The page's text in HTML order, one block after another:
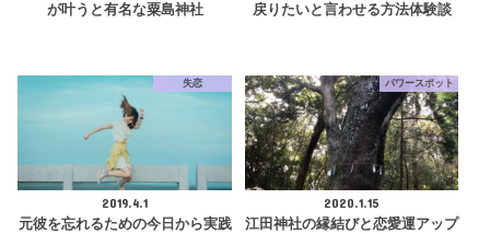
が叶うと有名な粟島神社
戻りたいと言わせる方法体験談
失恋
2019.4.1
元彼を忘れるための今日から実践
パワースポット
2020.1.15
江田神社の縁結びと恋愛運アップ